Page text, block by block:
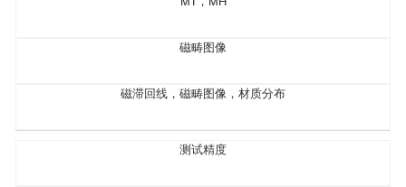
磁畴图像
磁滞回线，磁畴图像，材质分布
测试精度